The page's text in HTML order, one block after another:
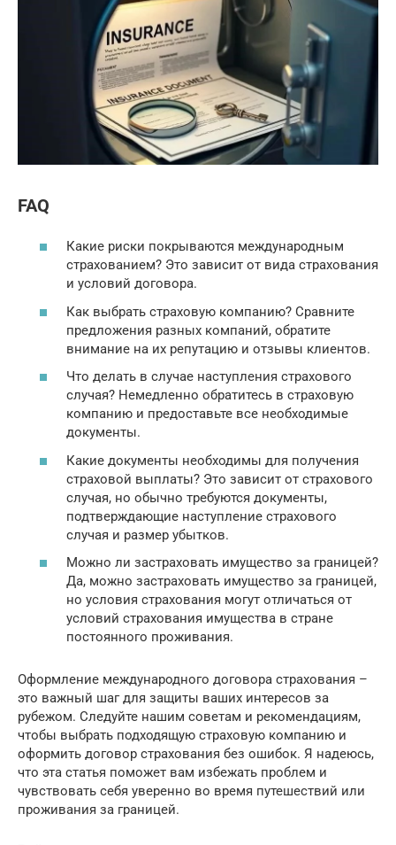
FAQ
Какие риски покрываются международным
страхованием? Это зависит от вида страхования
и условий договора.
Как выбрать страховую компанию? Сравните
предложения разных компаний, обратите
внимание на их репутацию и отзывы клиентов.
Что делать в случае наступления страхового
случая? Немедленно обратитесь в страховую
компанию и предоставьте все необходимые
документы.
Какие документы необходимы для получения
страховой выплаты? Это зависит от страхового
случая, но обычно требуются документы,
подтверждающие наступление страхового
случая и размер убытков.
Можно ли застраховать имущество за границей?
Да, можно застраховать имущество за границей,
но условия страхования могут отличаться от
условий страхования имущества в стране
постоянного проживания.
Оформление международного договора страхования –
это важный шаг для защиты ваших интересов за
рубежом. Следуйте нашим советам и рекомендациям,
чтобы выбрать подходящую страховую компанию и
оформить договор страхования без ошибок. Я надеюсь,
что эта статья поможет вам избежать проблем и
чувствовать себя уверенно во время путешествий или
проживания за границей.